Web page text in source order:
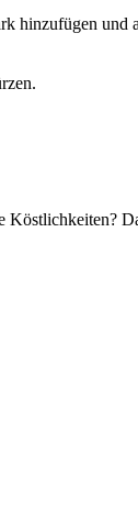
hinzufügen und
Köstlichkeiten?